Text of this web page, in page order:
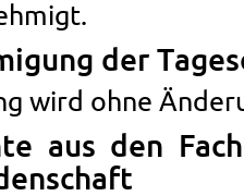
der
wird ohne
aus den